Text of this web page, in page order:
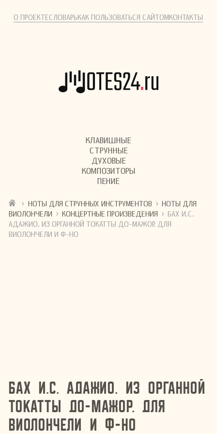
О ПРОЕКТЕСЛОВАРЬКАК ПОЛЬЗОВАТЬСЯ САЙТОМКОНТАКТЫ
КЛАВИШНЫЕ
СТРУННЫЕ
ДУХОВЫЕ
КОМПОЗИТОРЫ
ПЕНИЕ
› НОТЫ ДЛЯ СТРУННЫХ ИНСТРУМЕНТОВ › НОТЫ ДЛЯ
ВИОЛОНЧЕЛИ › КОНЦЕРТНЫЕ ПРОИЗВЕДЕНИЯ › БАХ И.С.
АДАЖИО. ИЗ ОРГАННОЙ ТОКАТТЫ ДО-МАЖОР. ДЛЯ
ВИОЛОНЧЕЛИ И Ф-НО
Бах И.С. Адажио. Из Органной
токатты До-мажор. Для
виолончели и ф-но